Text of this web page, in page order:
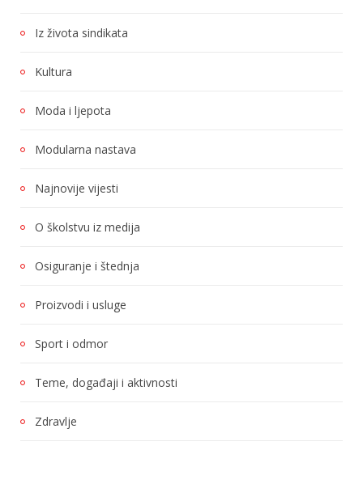
Iz života sindikata
Kultura
Moda i ljepota
Modularna nastava
Najnovije vijesti
O školstvu iz medija
Osiguranje i štednja
Proizvodi i usluge
Sport i odmor
Teme, događaji i aktivnosti
Zdravlje